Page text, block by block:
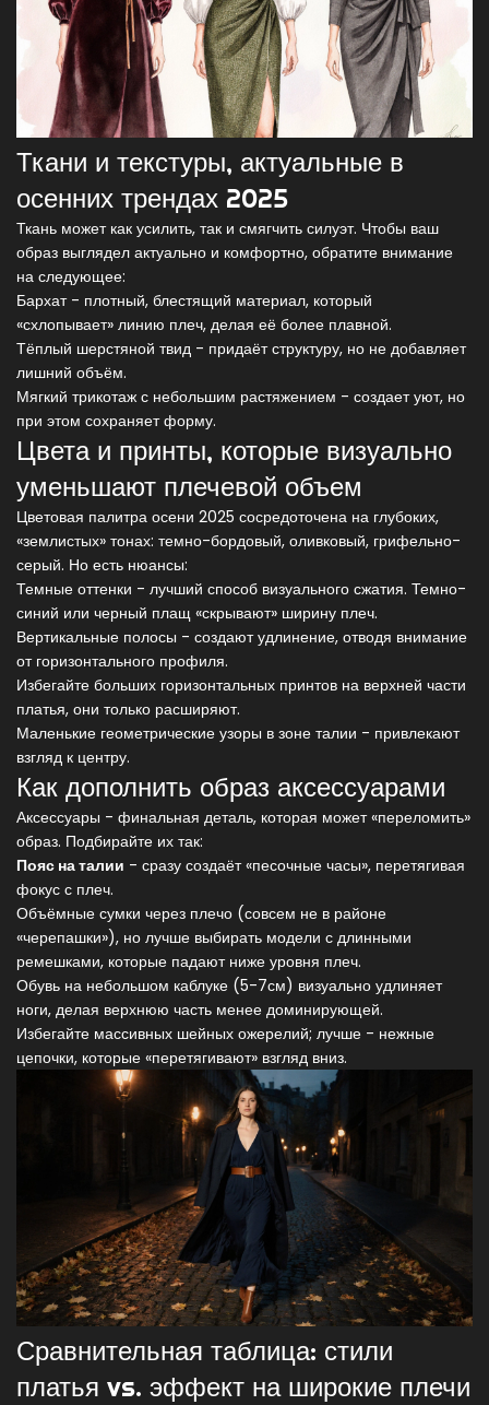
Ткани и текстуры, актуальные в
осенних трендах 2025
Ткань может как усилить, так и смягчить силуэт. Чтобы ваш
образ выглядел актуально и комфортно, обратите внимание
на следующее:
Бархат- плотный, блестящий материал, который
«схлопывает» линию плеч, делая её более плавной.
Тёплый шерстяной твид - придаёт структуру, но не добавляет
лишний объём.
Мягкий трикотаж с небольшим растяжением - создает уют, но
при этом сохраняет форму.
Цвета и принты, которые визуально
уменьшают плечевой объем
Цветовая палитра осени 2025 сосредоточена на глубоких,
«землистых» тонах: темно-бордовый, оливковый, грифельно-
серый. Но есть нюансы:
Темные оттенки - лучший способ визуального сжатия. Темно-
синий или черный плащ «скрывают» ширину плеч.
Вертикальные полосы - создают удлинение, отводя внимание
от горизонтального профиля.
Избегайте больших горизонтальных принтов на верхней части
платья, они только расширяют.
Маленькие геометрические узоры в зоне талии - привлекают
взгляд к центру.
Как дополнить образ аксессуарами
Аксессуары - финальная деталь, которая может «переломить»
образ. Подбирайте их так:
Пояс на талии - сразу создаёт «песочные часы», перетягивая
фокус с плеч.
Объёмные сумки через плечо (совсем не в районе
«черепашки»), но лучше выбирать модели с длинными
ремешками, которые падают ниже уровня плеч.
Обувь на небольшом каблуке (5-7см) визуально удлиняет
ноги, делая верхнюю часть менее доминирующей.
Избегайте массивных шейных ожерелий; лучше - нежные
цепочки, которые «перетягивают» взгляд вниз.
Сравнительная таблица: стили
платья vs. эффект на широкие плечи